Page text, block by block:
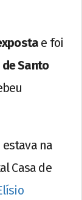
e foi
Santo
na
Casa de